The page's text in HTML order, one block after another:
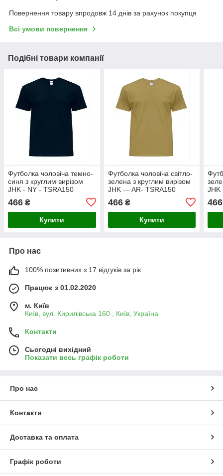
Повернення товару впродовж 14 днів за рахунок покупця
Всі умови повернення
Подібні товари компанії
Футболка чоловіча темно-
синя з круглим вирізом
JHK - NY - TSRA150
466 ₴
Купити
Футболка чоловіча світло-
зелена з круглим вирізом
JHK — AR- TSRA150
466₴
Купити
JHK
466
Про нас
100% позитивних з 17 відгуків за рік
Працює з 01.02.2020
м. Київ
Київ, вул. Кирилівська 160 , Київ, Україна
Контакти
Сьогодні вихідний
Показати весь графік роботи
Про нас
Контакти
Доставка та оплата
Графік роботи